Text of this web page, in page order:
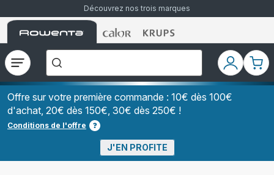
Découvrez nos trois marques
Accueil
Rowenta
Accueil
Rowenta
Accueil
Rowenta
Ouvrir
le
menu
recherchez-
vous
?","Aspirateurs
à
Grains","Centrales
Vapeurs","Sèche
Cheveux"]
Mon
compte
Mon
Offre sur votre première commande : 10€ dès 100€
d'achat, 20€ dès 150€, 30€ dès 250€ !
Conditions de l'offre
J'EN PROFITE